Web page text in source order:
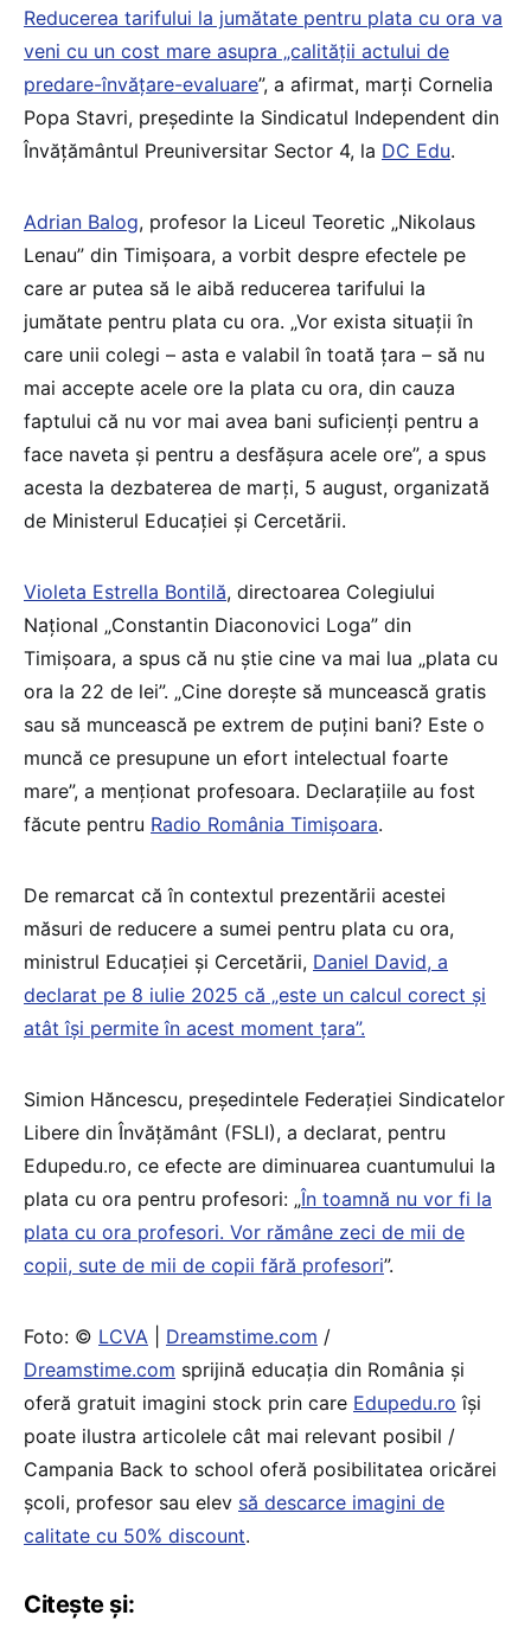
Reducerea tarifului la jumătate pentru plata cu ora va
veni cu un cost mare asupra „calității actului de
predare-învățare-evaluare”, a afirmat, marți Cornelia
Popa Stavri, președinte la Sindicatul Independent din
Învăţământul Preuniversitar Sector 4, la DC Edu.
Adrian Balog, profesor la Liceul Teoretic „Nikolaus
Lenau” din Timișoara, a vorbit despre efectele pe
care ar putea să le aibă reducerea tarifului la
jumătate pentru plata cu ora. „Vor exista situații în
care unii colegi – asta e valabil în toată țara – să nu
mai accepte acele ore la plata cu ora, din cauza
faptului că nu vor mai avea bani suficienți pentru a
face naveta și pentru a desfășura acele ore”, a spus
acesta la dezbaterea de marți, 5 august, organizată
de Ministerul Educației și Cercetării.
Violeta Estrella Bontilă, directoarea Colegiului
Național „Constantin Diaconovici Loga” din
Timișoara, a spus că nu știe cine va mai lua „plata cu
ora la 22 de lei”. „Cine dorește să muncească gratis
sau să muncească pe extrem de puțini bani? Este o
muncă ce presupune un efort intelectual foarte
mare”, a menționat profesoara. Declarațiile au fost
făcute pentru Radio România Timișoara.
De remarcat că în contextul prezentării acestei
măsuri de reducere a sumei pentru plata cu ora,
ministrul Educației și Cercetării, Daniel David, a
declarat pe 8 iulie 2025 că „este un calcul corect și
atât își permite în acest moment țara”.
Simion Hăncescu, președintele Federației Sindicatelor
Libere din Învățământ (FSLI), a declarat, pentru
Edupedu.ro, ce efecte are diminuarea cuantumului la
plata cu ora pentru profesori: „În toamnă nu vor fi la
plata cu ora profesori. Vor rămâne zeci de mii de
copii, sute de mii de copii fără profesori”.
Foto: © LCVA Dreamstime.com /
Dreamstime.com sprijină educaţia din România şi
oferă gratuit imagini stock prin care Edupedu.ro îşi
poate ilustra articolele cât mai relevant posibil /
Campania Back to school oferă posibilitatea oricărei
școli, profesor sau elev să descarce imagini de
calitate cu 50% discount.
Citește și: